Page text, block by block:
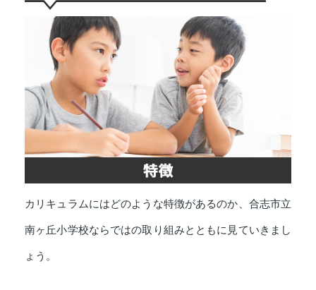
カリキュラムにはどのような特徴があるのか、合志市立
南ヶ丘小学校ならではの取り組みとともに見ていきまし
ょう。